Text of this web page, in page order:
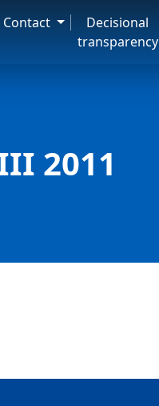
Contact
Decisional
transparency
2011